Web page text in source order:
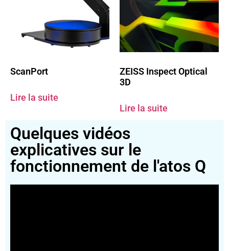
ScanPort
Lire la suite
ZEISS Inspect Optical
3D
Lire la suite
Quelques vidéos
explicatives sur le
fonctionnement de l'atos Q